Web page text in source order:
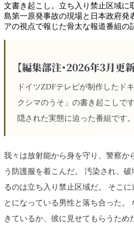
文書き起こし。立ち入り禁止区域に
島第一原発事故の現場と日本政府発
アの視点で報じた骨太な報道番組の
【編集部注・2026年3月更新
ドイツZDFテレビが制作したド
クシマのうそ」の書き起こしで
隠された実態に迫った番組です。
我々は放射能から身を守り、警察か
う防護服を着こんだ。 汚染され、
るのは立ち入り禁止区域だ。 そこに
とになっている男性と落ち合った。
きているか、彼に見せてもらうため